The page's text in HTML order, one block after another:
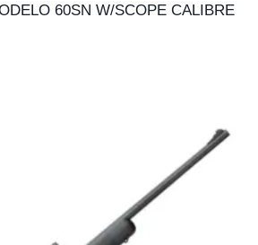
60SN W/SCOPE CALIBRE